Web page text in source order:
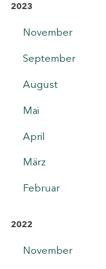
2023
November
September
August
Mai
April
März
Februar
2022
November